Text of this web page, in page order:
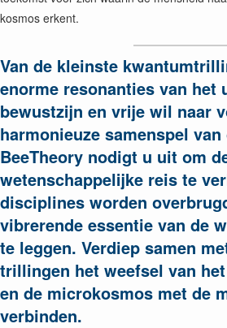
kosmos erkent.
Van de kleinste
enorme resonanties van het
bewustzijn en vrije wil naar
harmonieuze samenspel
BeeTheory nodigt u uit om
wetenschappelijke reis te
disciplines worden
vibrerende essentie van de
te leggen. Verdiep samen
trillingen het weefsel van
en de microkosmos met de
verbinden.